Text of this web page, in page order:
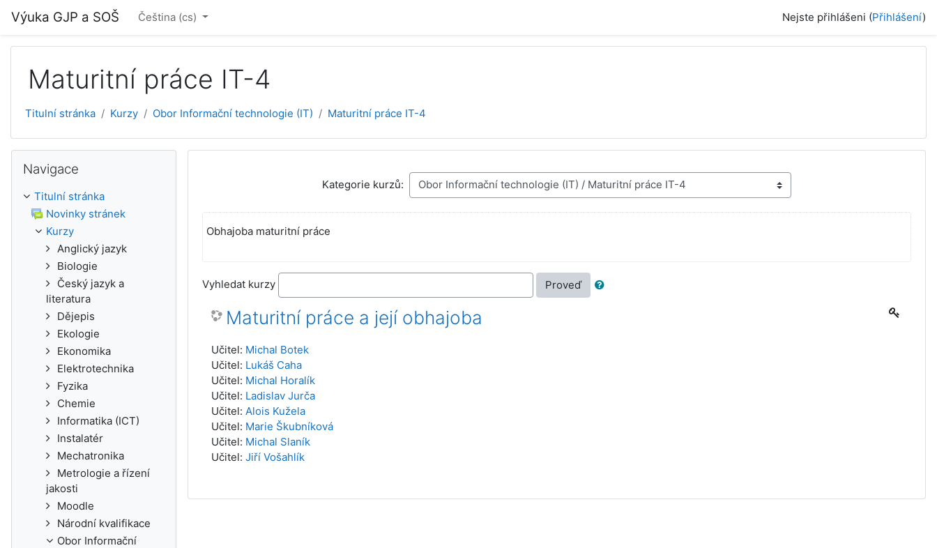
Přejít k hlavnímu obsahu
Výuka GJP a SOŠ Čeština ‎(cs)‎ Nejste přihlášeni (Přihlášení)
Maturitní práce IT-4
Titulní stránka Kurzy Obor Informační technologie (IT) Maturitní práce IT-4
Kategorie kurzů:
Obhajoba maturitní práce
Vyhledat kurzy Proveď
Maturitní práce a její obhajoba
Učitel: Michal Botek
Učitel: Lukáš Caha
Učitel: Michal Horalík
Učitel: Ladislav Jurča
Učitel: Alois Kužela
Učitel: Marie Škubníková
Učitel: Michal Slaník
Učitel: Jiří Vošahlík
Navigace
Titulní stránka
Novinky stránek
Kurzy
Anglický jazyk
Biologie
Český jazyk a
literatura
Dějepis
Ekologie
Ekonomika
Elektrotechnika
Fyzika
Chemie
Informatika (ICT)
Instalatér
Mechatronika
Metrologie a řízení
jakosti
Moodle
Národní kvalifikace
Obor Informační